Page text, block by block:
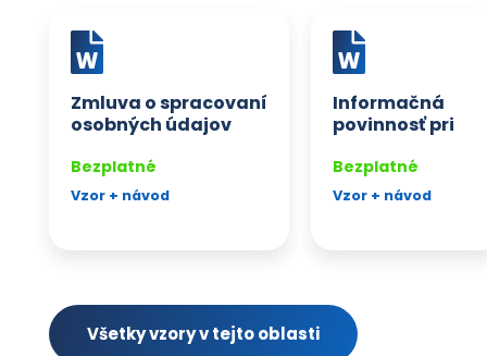
Zmluva o spracovaní
osobných údajov
Bezplatné
Vzor + návod
Informačná
povinnosť pri
osobných
údajov
Bezplatné
Vzor + návod
Všetky vzory v tejto oblasti